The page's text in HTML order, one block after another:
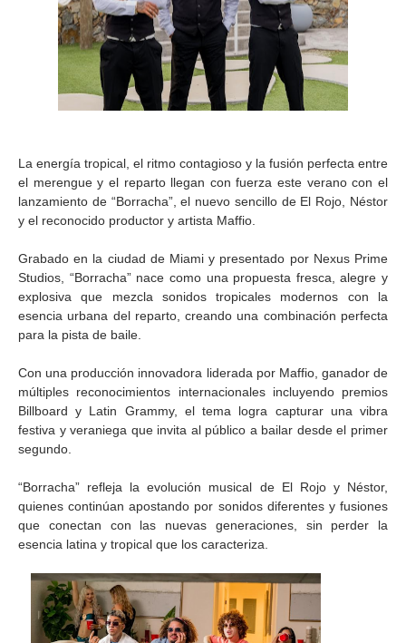
La energía tropical, el ritmo contagioso y la fusión perfecta entre
el merengue y el reparto llegan con fuerza este verano con el
lanzamiento de “Borracha”, el nuevo sencillo de El Rojo, Néstor
y el reconocido productor y artista Maffio.
Grabado en la ciudad de Miami y presentado por Nexus Prime
Studios, “Borracha” nace como una propuesta fresca, alegre y
explosiva que mezcla sonidos tropicales modernos con la
esencia urbana del reparto, creando una combinación perfecta
para la pista de baile.
Con una producción innovadora liderada por Maffio, ganador de
múltiples reconocimientos internacionales incluyendo premios
Billboard y Latin Grammy, el tema logra capturar una vibra
festiva y veraniega que invita al público a bailar desde el primer
segundo.
“Borracha” refleja la evolución musical de El Rojo y Néstor,
quienes continúan apostando por sonidos diferentes y fusiones
que conectan con las nuevas generaciones, sin perder la
esencia latina y tropical que los caracteriza.